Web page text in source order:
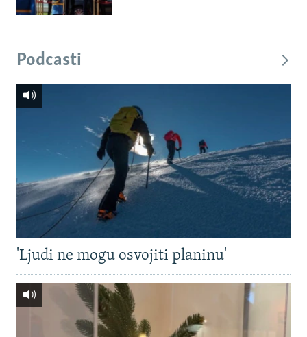
Podcasti
'Ljudi ne mogu osvojiti planinu'